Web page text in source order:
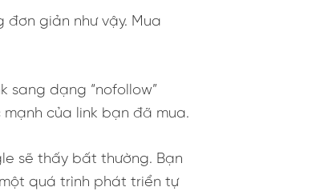
đơn giản như vậy. Mua
sang dạng “nofollow”
của link bạn đã mua.
sẽ thấy bất thường. Bạn
quá trình phát triển tự